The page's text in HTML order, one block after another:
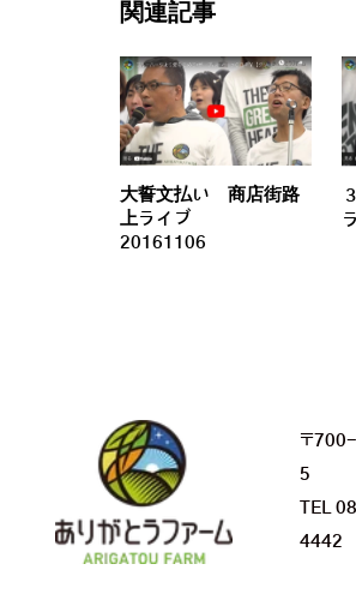
関連記事
大誓文払い 商店街路
上ライブ
20161106
〒
5
TEL
4442